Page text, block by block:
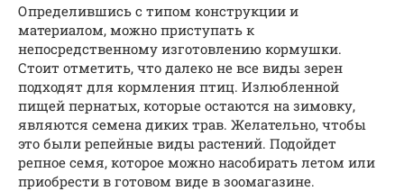
Определившись с типом конструкции и
материалом, можно приступать к
непосредственному изготовлению кормушки.
Стоит отметить, что далеко не все виды зерен
подходят для кормления птиц. Излюбленной
пищей пернатых, которые остаются на зимовку,
являются семена диких трав. Желательно, чтобы
это были репейные виды растений. Подойдет
репное семя, которое можно насобирать летом или
приобрести в готовом виде в зоомагазине.